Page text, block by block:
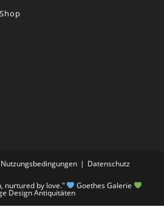
Nutzungsbedingungen Datenschutz
nurtured by love." Goethes Galerie
Design Antiquitäten